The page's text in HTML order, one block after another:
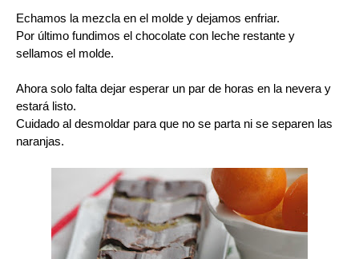
Echamos la mezcla en el molde y dejamos enfriar.
Por último fundimos el chocolate con leche restante y
sellamos el molde.
Ahora solo falta dejar esperar un par de horas en la nevera y
estará listo.
Cuidado al desmoldar para que no se parta ni se separen las
naranjas.